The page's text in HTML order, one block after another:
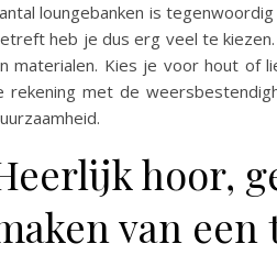
loungebanken is
heb je dus erg veel te
materialen. Kies je voor hout of
rekening met de
hoor,
van